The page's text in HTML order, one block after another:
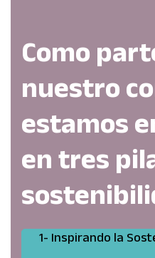
Como
nuestro
estamos
en tres
1- Inspirando la